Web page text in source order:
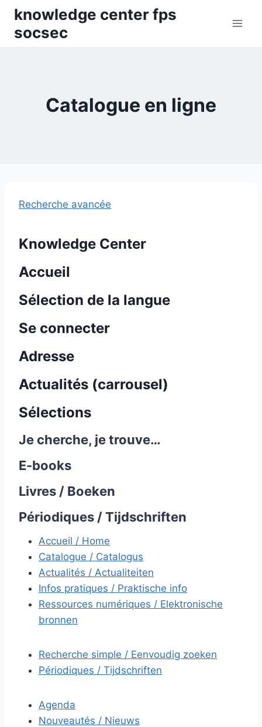
Skip
content
knowledge center fps
socsec
Catalogue en ligne
Recherche avancée
Knowledge Center
Accueil
Sélection de la langue
Se connecter
Adresse
Actualités (carrousel)
Sélections
Je cherche, je trouve…
E-books
Livres / Boeken
Périodiques / Tijdschriften
Accueil / Home
Catalogue / Catalogus
Actualités / Actualiteiten
Infos pratiques / Praktische info
Ressources numériques / Elektronische
bronnen
Recherche simple / Eenvoudig zoeken
Périodiques / Tijdschriften
Agenda
Nouveautés / Nieuws